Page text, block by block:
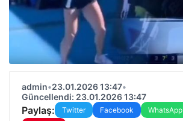
admin•23.01.2026 13:47•
Güncellendi: 23.01.2026 13:47
Paylaş: Twitter Facebook WhatsApp